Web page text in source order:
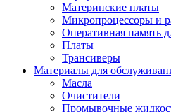
Материнские платы
Микропроцессоры и
Оперативная память
Платы
Трансиверы
Материалы для
Масла
Очистители
Промывочные